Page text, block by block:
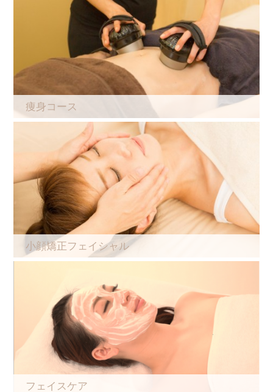
痩身コース
小顔矯正フェイシャル
フェイスケア